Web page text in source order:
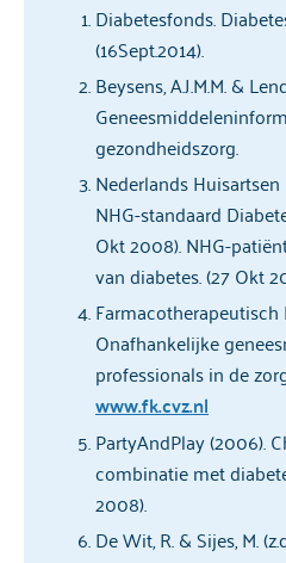
Diabetesfonds.
(16Sept.2014).
Beysens, A.J.M.M. &
gezondheidszorg.
Nederlands
NHG-standaard
Okt 2008). NHG-
van diabetes. (27 Okt
Onafhankelijke
professionals in de
www.fk.cvz.nl
PartyAndPlay (2006).
combinatie met
2008).
De Wit, R. & Sijes, M.